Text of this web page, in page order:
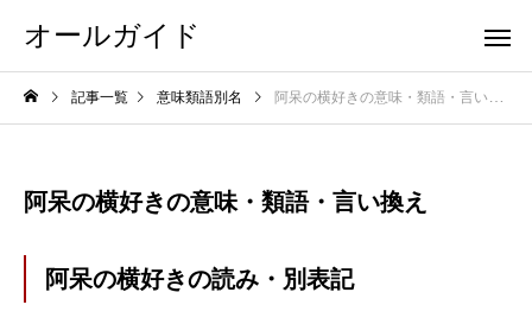
オールガイド
記事一覧 意味類語別名 阿呆の横好きの意味・類語・言い換え
阿呆の横好きの意味・類語・言い換え
阿呆の横好きの読み・別表記